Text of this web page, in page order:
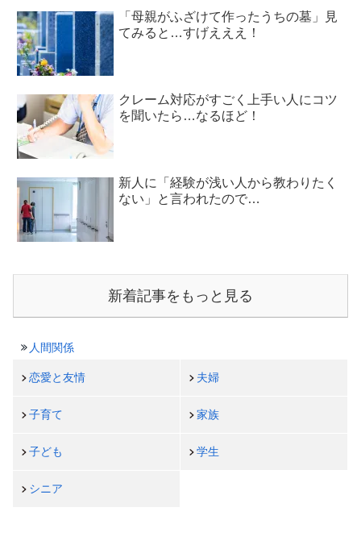
「母親がふざけて作ったうちの墓」見
てみると…すげえええ！
クレーム対応がすごく上手い人にコツ
を聞いたら…なるほど！
新人に「経験が浅い人から教わりたく
ない」と言われたので…
新着記事をもっと見る
人間関係
恋愛と友情 夫婦
子育て 家族
子ども 学生
シニア